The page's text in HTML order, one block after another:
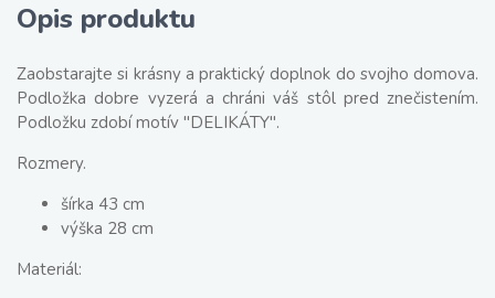
Opis produktu
Zaobstarajte si krásny a praktický doplnok do svojho domova.
Podložka dobre vyzerá a chráni váš stôl pred znečistením.
Podložku zdobí motív "DELIKÁTY".
Rozmery.
šírka 43 cm
výška 28 cm
Materiál: